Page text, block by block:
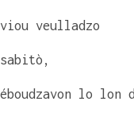
veulladzo
lo lon